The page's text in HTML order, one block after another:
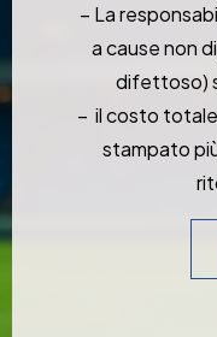
– ⁠La
a cause non
difettoso)
– ⁠ il costo
stampato